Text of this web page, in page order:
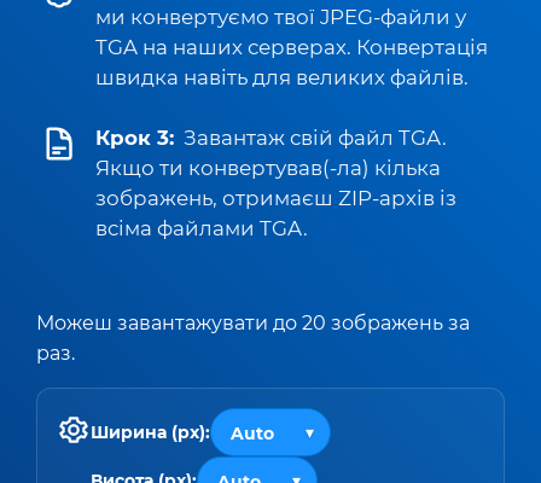
ми конвертуємо твої JPEG-файли у
TGA на наших серверах. Конвертація
швидка навіть для великих файлів.
Крок 3: Завантаж свій файл TGA.
Якщо ти конвертував(-ла) кілька
зображень, отримаєш ZIP-архів із
всіма файлами TGA.
Можеш завантажувати до 20 зображень за
раз.
Ширина (px):